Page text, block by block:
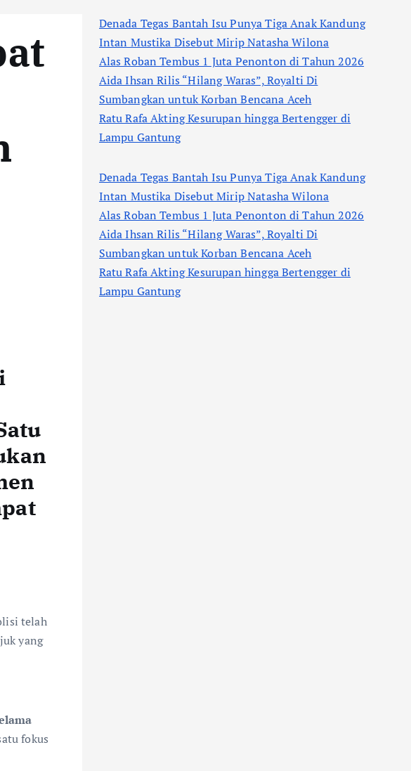
telah
yang
fokus
Denada Tegas Bantah Isu Punya Tiga Anak Kandung
Intan Mustika Disebut Mirip Natasha Wilona
Alas Roban Tembus 1 Juta Penonton di Tahun 2026
Aida Ihsan Rilis “Hilang Waras”, Royalti Di
Sumbangkan untuk Korban Bencana Aceh
Ratu Rafa Akting Kesurupan hingga Bertengger di
Lampu Gantung
Denada Tegas Bantah Isu Punya Tiga Anak Kandung
Intan Mustika Disebut Mirip Natasha Wilona
Alas Roban Tembus 1 Juta Penonton di Tahun 2026
Aida Ihsan Rilis “Hilang Waras”, Royalti Di
Sumbangkan untuk Korban Bencana Aceh
Ratu Rafa Akting Kesurupan hingga Bertengger di
Lampu Gantung